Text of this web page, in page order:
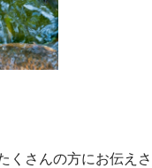
くさんの方にお伝えさ